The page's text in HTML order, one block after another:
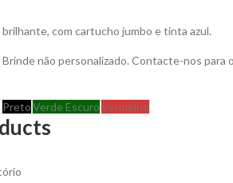
com cartucho jumbo e tinta azul.
não personalizado. Contacte-nos
PretoVerde EscuroVermelho